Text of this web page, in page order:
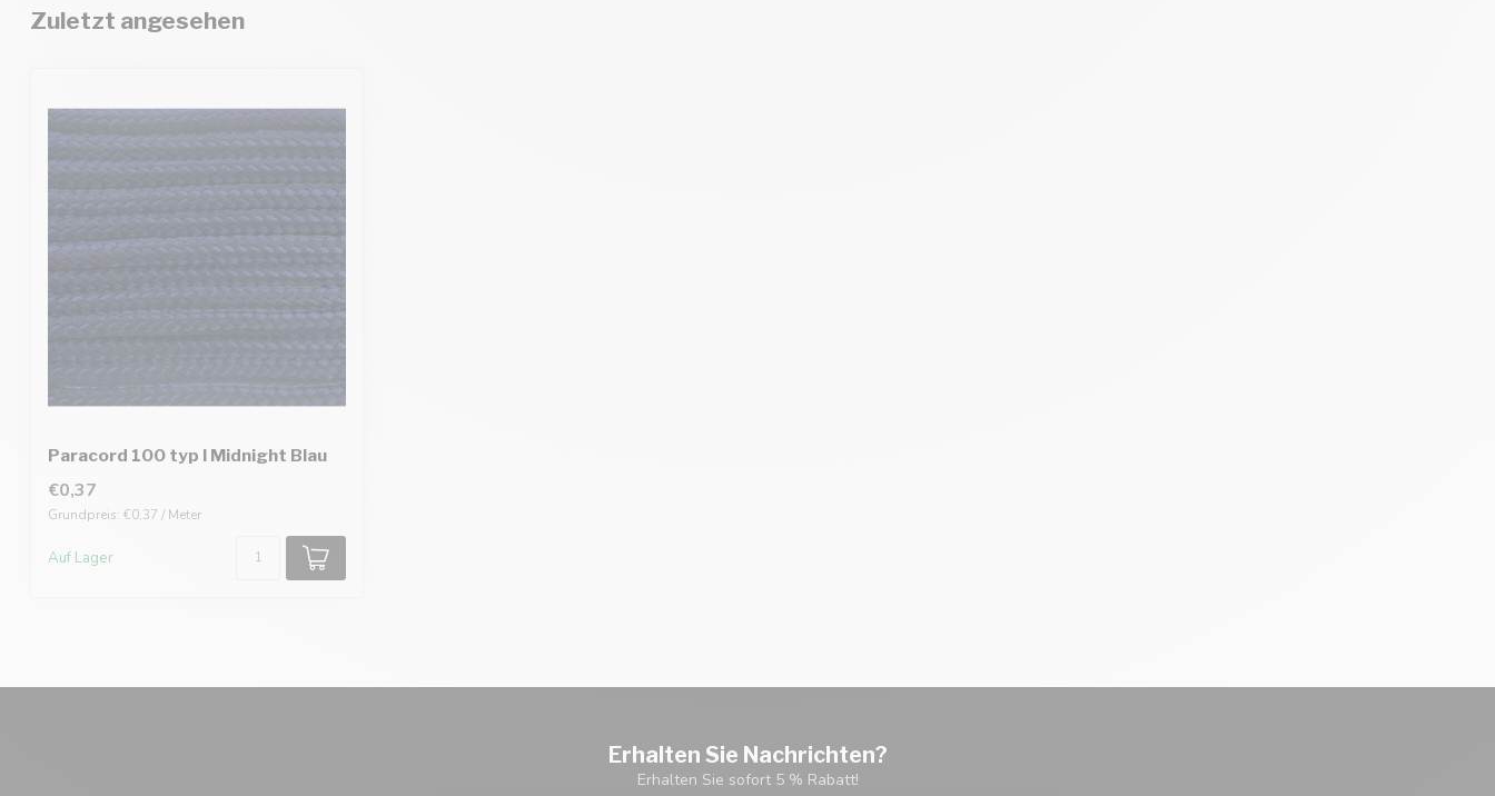
Zuletzt angesehen
Paracord 100 typ I Midnight Blau
€0,37
Grundpreis: €0,37 / Meter
Auf Lager
Erhalten Sie Nachrichten?
Erhalten Sie sofort 5 % Rabatt!